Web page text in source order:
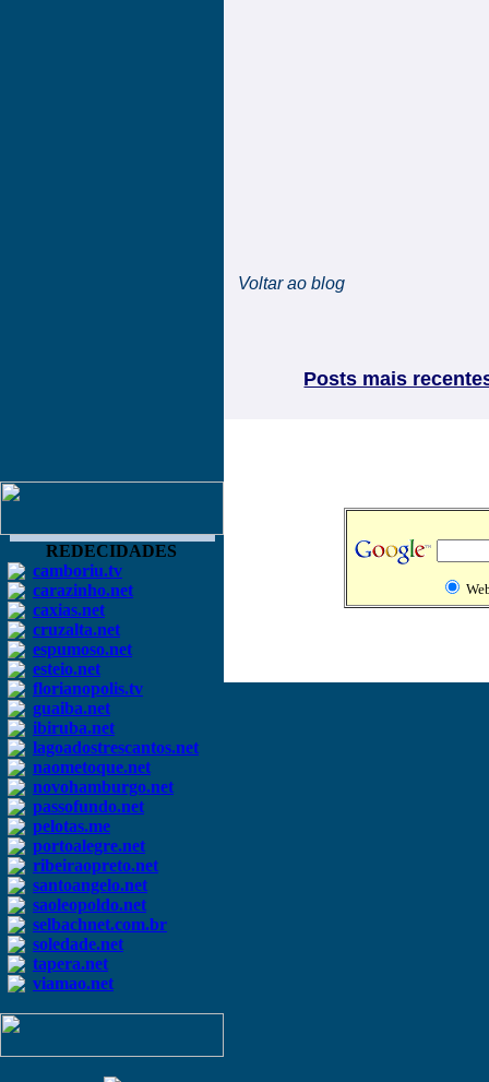
REDECIDADES
camboriu.tv
carazinho.net
caxias.net
cruzalta.net
espumoso.net
esteio.net
florianopolis.tv
guaiba.net
ibiruba.net
lagoadostrescantos.net
naometoque.net
novohamburgo.net
passofundo.net
pelotas.me
portoalegre.net
ribeiraopreto.net
santoangelo.net
saoleopoldo.net
selbachnet.com.br
soledade.net
tapera.net
viamao.net
Voltar ao blog
Posts mais